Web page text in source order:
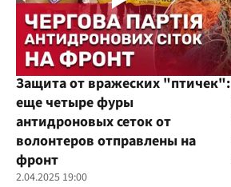
Защита от вражеских "птичек":
еще четыре фуры
антидроновых сеток от
волонтеров отправлены на
фронт
2.04.2025 19:00